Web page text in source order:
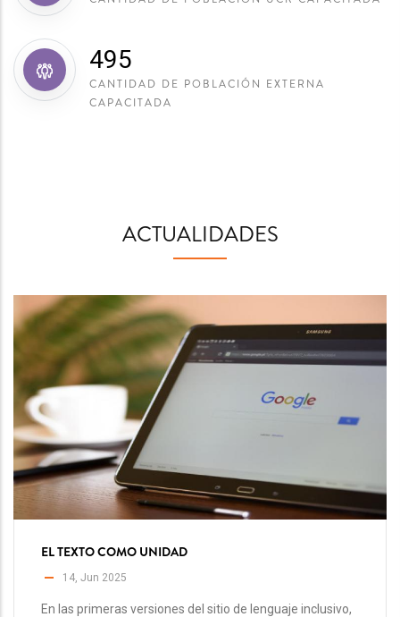
611
CANTIDAD DE POBLACIÓN EXTERNA
CAPACITADA
ACTUALIDADES
EL TEXTO COMO UNIDAD
14, Jun 2025
En las primeras versiones del sitio de lenguaje inclusivo,